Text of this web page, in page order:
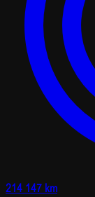
214 147 km